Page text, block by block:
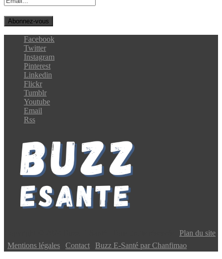
Facebook
Twitter
Instagram
Pinterest
Linkedin
Flickr
Tumblr
Youtube
Email
Rss
Plan du site
Mentions légales Contact Buzz E-Santé par Chanfimao